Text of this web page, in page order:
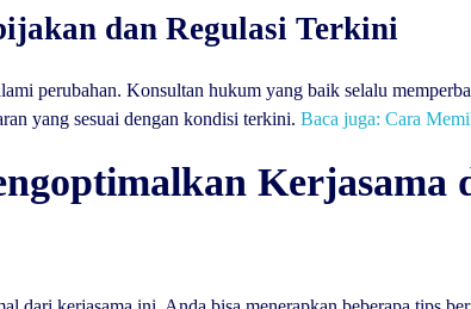
dan Regulasi Terkini
perubahan. Konsultan hukum yang baik selalu
yang sesuai dengan kondisi terkini. Baca juga: Cara
Kerjasama